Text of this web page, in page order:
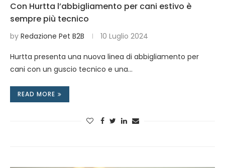
Con Hurtta l’abbigliamento per cani estivo è
sempre più tecnico
by Redazione Pet B2B 10 Luglio 2024
Hurtta presenta una nuova linea di abbigliamento per
cani con un guscio tecnico e una…
READ MORE